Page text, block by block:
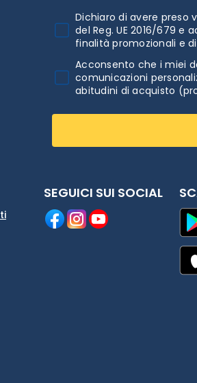
Dichiaro di avere preso
del Reg. UE 2016/679
finalità promozionali e
Acconsento che i miei
comunicazioni
abitudini di acquisto
SEGUICI SUI SOCIAL